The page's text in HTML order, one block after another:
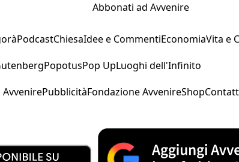
Abbonati ad Avvenire
PodcastChiesaIdee e CommentiEconomiaVita e
PopotusPop UpLuoghi dell'Infinito
AvvenirePubblicitàFondazione AvvenireShop